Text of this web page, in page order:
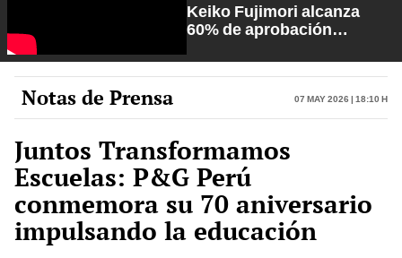
Keiko Fujimori alcanza
60% de aprobación
Rosa María Palacios
Notas de Prensa 07 May 2026 | 18:10 h
Juntos Transformamos
Escuelas: P&G Perú
conmemora su 70 aniversario
impulsando la educación